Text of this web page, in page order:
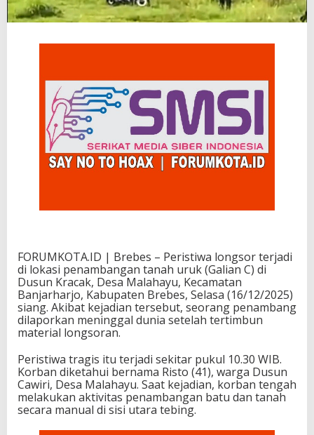
FORUMKOTA.ID | Brebes – Peristiwa longsor terjadi
di lokasi penambangan tanah uruk (Galian C) di
Dusun Kracak, Desa Malahayu, Kecamatan
Banjarharjo, Kabupaten Brebes, Selasa (16/12/2025)
siang. Akibat kejadian tersebut, seorang penambang
dilaporkan meninggal dunia setelah tertimbun
material longsoran.
Peristiwa tragis itu terjadi sekitar pukul 10.30 WIB.
Korban diketahui bernama Risto (41), warga Dusun
Cawiri, Desa Malahayu. Saat kejadian, korban tengah
melakukan aktivitas penambangan batu dan tanah
secara manual di sisi utara tebing.